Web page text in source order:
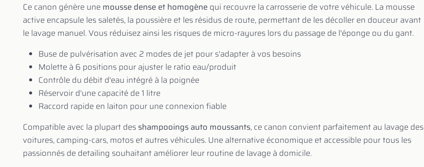
Ce canon génère une mousse dense et homogènequi recouvre la carrosserie de votre véhicule. La mousse
active encapsule les saletés, la poussière et les résidus de route, permettant de les décoller en douceur avant
le lavage manuel. Vous réduisez ainsi les risques de micro-rayures lors du passage de l'éponge ou du gant.
Buse de pulvérisation avec 2 modes de jet pour s'adapter à vos besoins
Molette à 6 positions pour ajuster le ratio eau/produit
Contrôle du débit d'eau intégré à la poignée
Réservoir d'une capacité de 1 litre
Raccord rapide en laiton pour une connexion fiable
Compatible avec la plupart desshampooings auto moussants, ce canon convient parfaitement au lavage des
voitures, camping-cars, motos et autres véhicules. Une alternative économique et accessible pour tous les
passionnés de detailing souhaitant améliorer leur routine de lavage à domicile.